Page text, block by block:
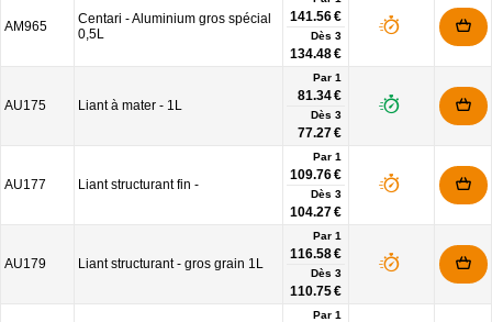
AM965
Centari - Aluminium gros spécial
0,5L
141.56 €
Dès 3
134.48 €
AU175 Liant à mater - 1L
Par 1
81.34 €
Dès 3
77.27 €
AU177 Liant structurant fin -
Par 1
109.76 €
Dès 3
104.27 €
AU179 Liant structurant - gros grain 1L
Par 1
116.58 €
Dès 3
110.75 €
Par 1